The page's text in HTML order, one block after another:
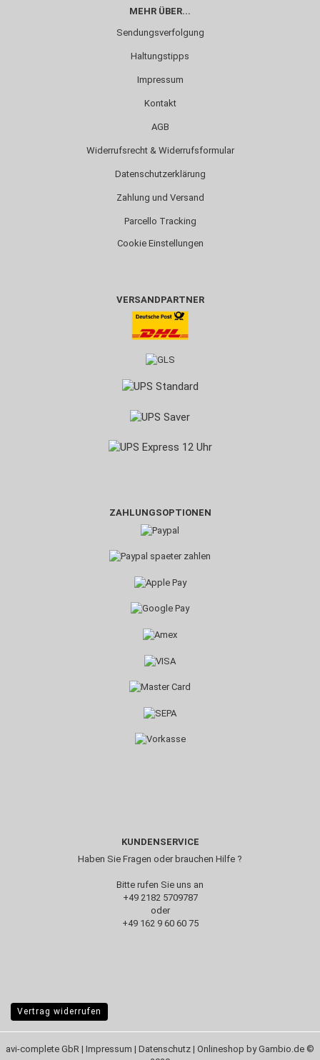
MEHR ÜBER...
Sendungsverfolgung
Haltungstipps
Impressum
Kontakt
AGB
Widerrufsrecht & Widerrufsformular
Datenschutzerklärung
Zahlung und Versand
Parcello Tracking
Cookie Einstellungen
VERSANDPARTNER
ZAHLUNGSOPTIONEN
KUNDENSERVICE
Haben Sie Fragen oder brauchen Hilfe ?
Bitte rufen Sie uns an
+49 2182 5709787‬
oder
+49 162 9 60 60 75
Vertrag widerrufen
avi-complete GbR | Impressum | Datenschutz | Onlineshop by Gambio.de ©